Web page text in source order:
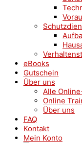
eBooks
Gutschein
Über uns
Alle
Online
Über uns
FAQ
Kontakt
Mein Konto